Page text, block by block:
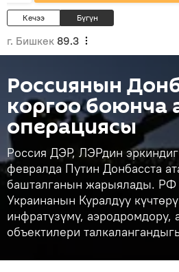
Кечээ Бүгүн
г. Бишкек 89.3
Россиянын
коргоо боюнча
операциясы
Россия ДЭР, ЛЭРдин
февралда Путин Донбасста
башталганын жарыялады. РФ
Украинанын Куралдуу
инфратүзүмү, аэродромдору,
объектилери